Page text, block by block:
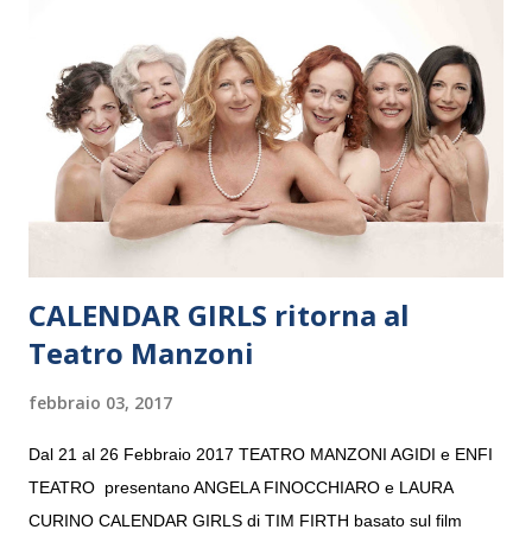
“Settembre dell’Accademia” dove si esibirà per il secondo anno
consecutivo. Il pubblico milanese avrà il piacere di applaudire i
giovani artisti della Baltic Sea Youth Philharmonic per la quarta
volta. L’orchestra, fondata nel 2008 da Kristjan Järvi (affiancato
da un prestigioso consiglio di consulent...
CALENDAR GIRLS ritorna al
Teatro Manzoni
febbraio 03, 2017
Dal 21 al 26 Febbraio 2017 TEATRO MANZONI AGIDI e ENFI
TEATRO presentano ANGELA FINOCCHIARO e LAURA
CURINO CALENDAR GIRLS di TIM FIRTH basato sul film